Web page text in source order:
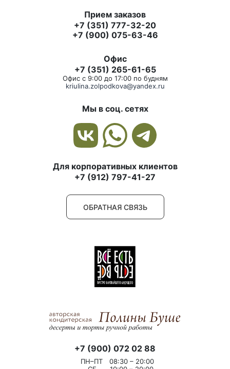
Прием заказов
+7 (351) 777-32-20
+7 (900) 075-63-46
Офис
+7 (351) 265-61-65
Офис с 9:00 до 17:00 по будням
kriulina.zolpodkova@yandex.ru
Мы в соц. сетях
Для корпоративных клиентов
+7 (912) 797-41-27
ОБРАТНАЯ СВЯЗЬ
+7 (900) 072 02 88
ПН–ПТ
08:30 – 20:00